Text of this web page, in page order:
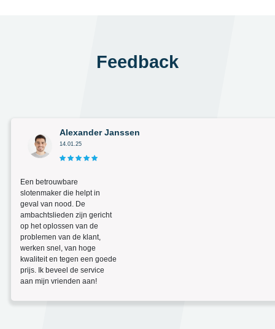
Feedback
Alexander Janssen
14.01.25
Een betrouwbare
slotenmaker die helpt in
geval van nood. De
ambachtslieden zijn gericht
op het oplossen van de
problemen van de klant,
werken snel, van hoge
kwaliteit en tegen een goede
prijs. Ik beveel de service
aan mijn vrienden aan!